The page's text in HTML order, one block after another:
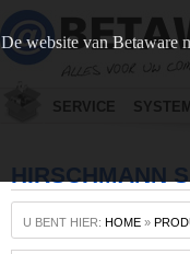
De website van Betaware
SERVICE
HIRSCHMANN
U BENT HIER: HOME »